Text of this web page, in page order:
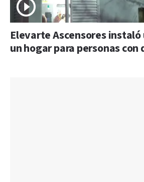
Elevarte Ascensores
un hogar para personas